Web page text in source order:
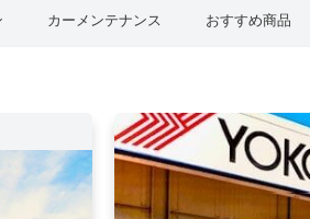
カーメンテナンス おすすめ商品